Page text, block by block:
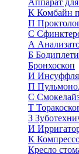
Аппарат
К Комбайн
П
С
А
Б
Бронхоскоп
И
П
С
Т
З
И
К
Кресло